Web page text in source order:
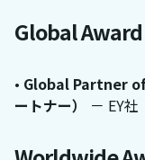
Global Award
• Global Partner
ートナー）
－ EY社